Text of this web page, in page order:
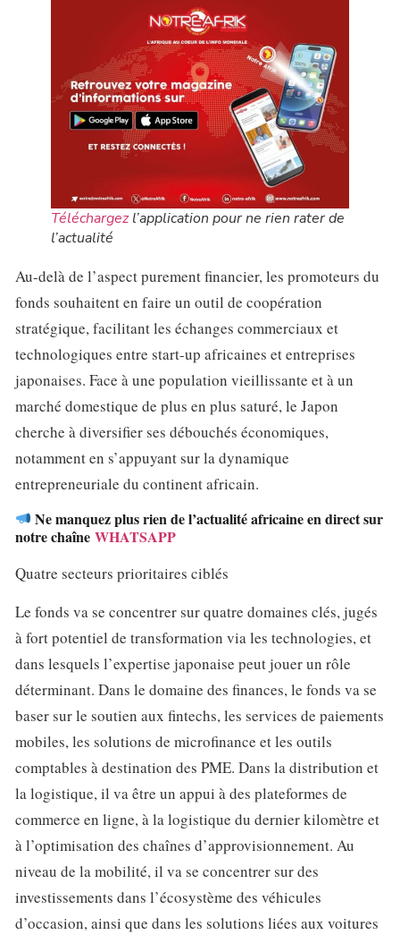
Téléchargezl’application pour ne rien rater de
l’actualité
Au-delà de l’aspect purement financier, les promoteurs du
fonds souhaitent en faire un outil de coopération
stratégique, facilitant les échanges commerciaux et
technologiques entre start-up africaines et entreprises
japonaises. Face à une population vieillissante et à un
marché domestique de plus en plus saturé, le Japon
cherche à diversifier ses débouchés économiques,
notamment en s’appuyant sur la dynamique
entrepreneuriale du continent africain.
Ne manquez plus rien de l’actualité africaine en direct sur
notre chaîne WHATSAPP
Quatre secteurs prioritaires ciblés
Le fonds va se concentrer sur quatre domaines clés, jugés
à fort potentiel de transformation via les technologies, et
dans lesquels l’expertise japonaise peut jouer un rôle
déterminant. Dans le domaine des finances, le fonds va se
baser sur le soutien aux fintechs, les services de paiements
mobiles, les solutions de microfinance et les outils
comptables à destination des PME. Dans la distribution et
la logistique, il va être un appui à des plateformes de
commerce en ligne, à la logistique du dernier kilomètre et
à l’optimisation des chaînes d’approvisionnement. Au
niveau de la mobilité, il va se concentrer sur des
investissements dans l’écosystème des véhicules
d’occasion, ainsi que dans les solutions liées aux voitures